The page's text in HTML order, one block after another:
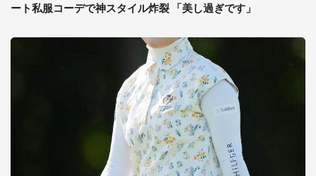
ート私服コーデで神スタイル炸裂 「美し過ぎです」